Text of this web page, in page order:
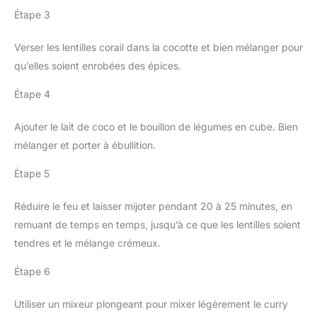
Étape 3
Verser les lentilles corail dans la cocotte et bien mélanger pour
qu’elles soient enrobées des épices.
Étape 4
Ajouter le lait de coco et le bouillon de légumes en cube. Bien
mélanger et porter à ébullition.
Étape 5
Réduire le feu et laisser mijoter pendant 20 à 25 minutes, en
remuant de temps en temps, jusqu’à ce que les lentilles soient
tendres et le mélange crémeux.
Étape 6
Utiliser un mixeur plongeant pour mixer légèrement le curry